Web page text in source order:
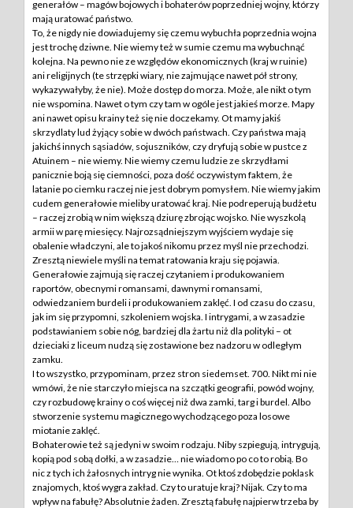
generałów – magów bojowych i bohaterów poprzedniej wojny, którzy
mają uratować państwo.
To, że nigdy nie dowiadujemy się czemu wybuchła poprzednia wojna
jest trochę dziwne. Nie wiemy też w sumie czemu ma wybuchnąć
kolejna. Na pewno nie ze względów ekonomicznych (kraj w ruinie)
ani religijnych (te strzępki wiary, nie zajmujące nawet pół strony,
wykazywałyby, że nie). Może dostęp do morza. Może, ale nikt o tym
nie wspomina. Nawet o tym czy tam w ogóle jest jakieś morze. Mapy
ani nawet opisu krainy też się nie doczekamy. Ot mamy jakiś
skrzydlaty lud żyjący sobie w dwóch państwach. Czy państwa mają
jakichś innych sąsiadów, sojuszników, czy dryfują sobie w pustce z
Atuinem – nie wiemy. Nie wiemy czemu ludzie ze skrzydłami
panicznie boją się ciemności, poza dość oczywistym faktem, że
latanie po ciemku raczej nie jest dobrym pomysłem. Nie wiemy jakim
cudem generałowie mieliby uratować kraj. Nie podreperują budżetu
– raczej zrobią w nim większą dziurę zbrojąc wojsko. Nie wyszkolą
armii w parę miesięcy. Najrozsądniejszym wyjściem wydaje się
obalenie władczyni, ale to jakoś nikomu przez myśl nie przechodzi.
Zresztą niewiele myśli na temat ratowania kraju się pojawia.
Generałowie zajmują się raczej czytaniem i produkowaniem
raportów, obecnymi romansami, dawnymi romansami,
odwiedzaniem burdeli i produkowaniem zaklęć. I od czasu do czasu,
jak im się przypomni, szkoleniem wojska. I intrygami, a w zasadzie
podstawianiem sobie nóg, bardziej dla żartu niż dla polityki – ot
dzieciaki z liceum nudzą się zostawione bez nadzoru w odległym
zamku.
I to wszystko, przypominam, przez stron siedemset. 700. Nikt mi nie
wmówi, że nie starczyło miejsca na szczątki geografii, powód wojny,
czy rozbudowę krainy o coś więcej niż dwa zamki, targ i burdel. Albo
stworzenie systemu magicznego wychodzącego poza losowe
miotanie zaklęć.
Bohaterowie też są jedyni w swoim rodzaju. Niby szpiegują, intrygują,
kopią pod sobą dołki, a w zasadzie… nie wiadomo po co to robią. Bo
nic z tych ich żałosnych intryg nie wynika. Ot ktoś zdobędzie poklask
znajomych, ktoś wygra zakład. Czy to uratuje kraj? Nijak. Czy to ma
wpływ na fabułę? Absolutnie żaden. Zresztą fabułę najpierw trzeba by